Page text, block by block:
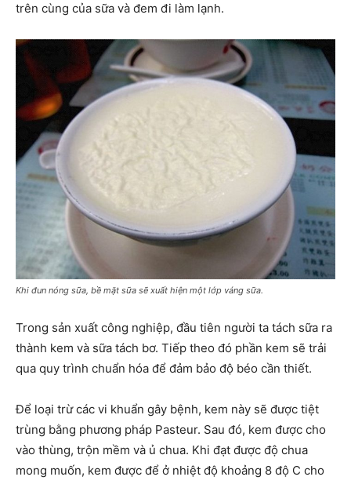
trên cùng của sữa và đem đi làm lạnh.
Khi đun nóng sữa, bề mặt sữa sẽ xuất hiện một lớp váng sữa.
Trong sản xuất công nghiệp, đầu tiên người ta tách sữa ra
thành kem và sữa tách bơ. Tiếp theo đó phần kem sẽ trải
qua quy trình chuẩn hóa để đảm bảo độ béo cần thiết.
Để loại trừ các vi khuẩn gây bệnh, kem này sẽ được tiệt
trùng bằng phương pháp Pasteur. Sau đó, kem được cho
vào thùng, trộn mềm và ủ chua. Khi đạt được độ chua
mong muốn, kem được để ở nhiệt độ khoảng 8 độ C cho